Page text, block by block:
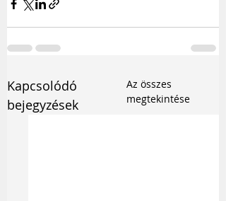
Kapcsolódó
bejegyzések
Az összes
megtekintése